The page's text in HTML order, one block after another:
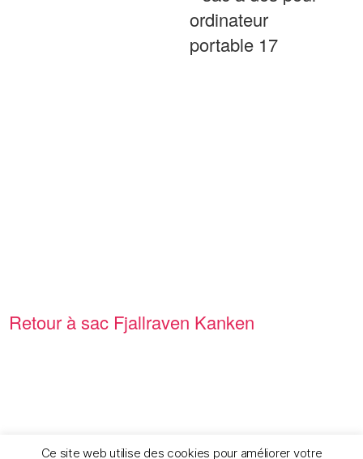
Retour à sac Fjallraven Kanken
Ce site web utilise des cookies pour améliorer votre